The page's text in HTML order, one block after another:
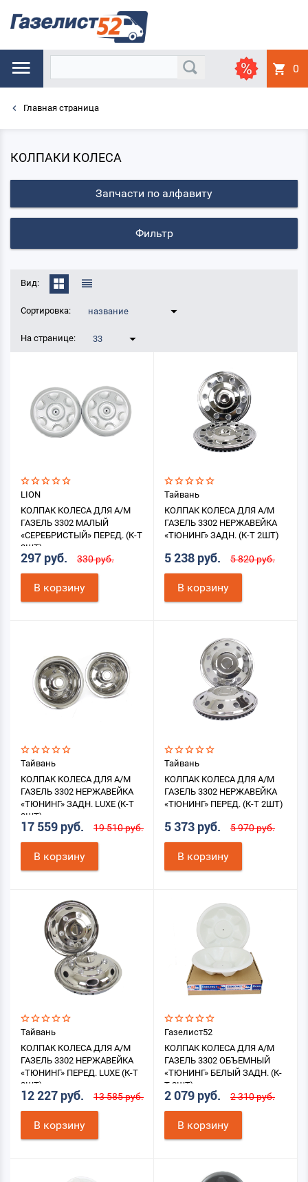
0
Главная страница
КОЛПАКИ КОЛЕСА
Запчасти по алфавиту
Фильтр
Вид:
Сортировка: название
На странице: 33
LION
КОЛПАК КОЛЕСА ДЛЯ А/М
ГАЗЕЛЬ 3302 МАЛЫЙ
«СЕРЕБРИСТЫЙ» ПЕРЕД. (К-Т
2ШТ)
297 руб. 330 руб.
В корзину
Тайвань
КОЛПАК КОЛЕСА ДЛЯ А/М
ГАЗЕЛЬ 3302 НЕРЖАВЕЙКА
«ТЮНИНГ» ЗАДН. (К-Т 2ШТ)
5 238 руб. 5 820 руб.
В корзину
Тайвань
КОЛПАК КОЛЕСА ДЛЯ А/М
ГАЗЕЛЬ 3302 НЕРЖАВЕЙКА
«ТЮНИНГ» ЗАДН. LUXE (К-Т
2ШТ)
17 559 руб. 19 510 руб.
В корзину
Тайвань
КОЛПАК КОЛЕСА ДЛЯ А/М
ГАЗЕЛЬ 3302 НЕРЖАВЕЙКА
«ТЮНИНГ» ПЕРЕД. (К-Т 2ШТ)
5 373 руб. 5 970 руб.
В корзину
Тайвань
КОЛПАК КОЛЕСА ДЛЯ А/М
ГАЗЕЛЬ 3302 НЕРЖАВЕЙКА
«ТЮНИНГ» ПЕРЕД. LUXE (К-Т
2ШТ)
12 227 руб. 13 585 руб.
В корзину
Газелист52
КОЛПАК КОЛЕСА ДЛЯ А/М
ГАЗЕЛЬ 3302 ОБЪЕМНЫЙ
«ТЮНИНГ» БЕЛЫЙ ЗАДН. (К-
Т 2ШТ)
2 079 руб. 2 310 руб.
В корзину